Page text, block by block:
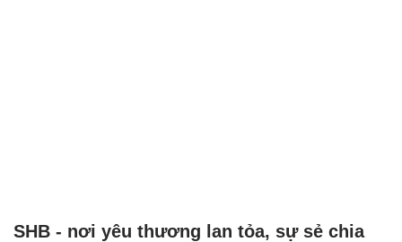
SHB - nơi yêu thương lan tỏa, sự sẻ chia